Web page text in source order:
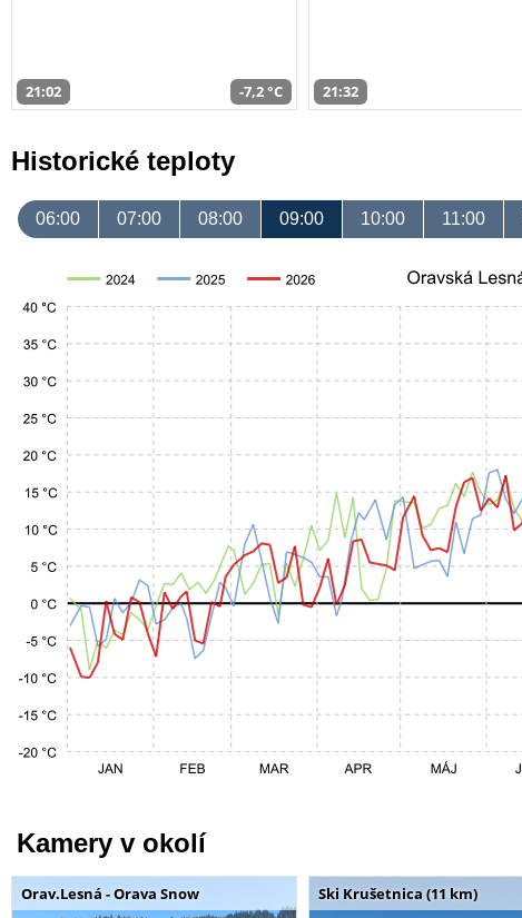
21:02 -7,2 °C 21:32
Historické teploty
06:00 07:00 08:00 09:00 10:00 11:00
Kamery v okolí
Orav.Lesná - Orava Snow Ski Krušetnica (11 km)